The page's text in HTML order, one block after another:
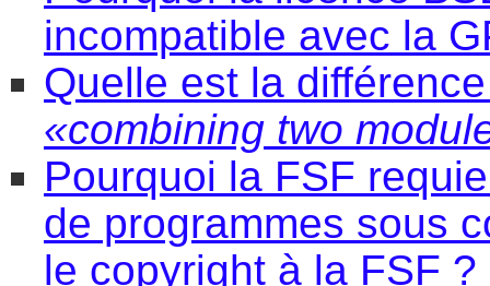
incompatible avec la
Quelle est la
«combining two
Pourquoi la FSF
de programmes sous
le copyright à la FSF